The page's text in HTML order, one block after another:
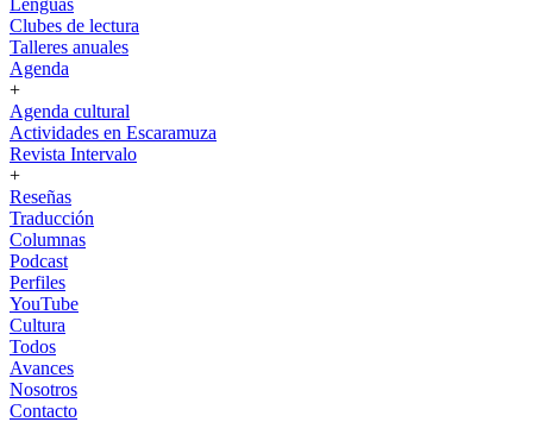
Lenguas
Clubes de lectura
Talleres anuales
Agenda
+
Agenda cultural
Actividades en Escaramuza
Revista Intervalo
+
Reseñas
Traducción
Columnas
Podcast
Perfiles
YouTube
Cultura
Todos
Avances
Nosotros
Contacto